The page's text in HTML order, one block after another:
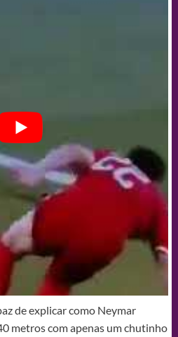
de explicar como Neymar
metros com apenas um chutinho